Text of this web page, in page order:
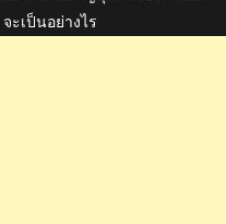
ะเป็นอย่างไร